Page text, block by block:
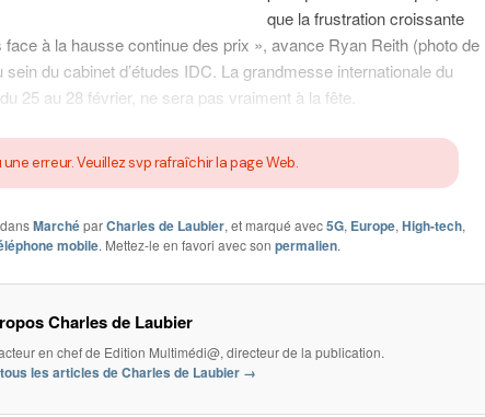
que la frustration croissante
à la hausse continue des prix », avance Ryan Reith (photo de
du cabinet d’études IDC. La grandmesse internationale du
25 au 28 février, ne sera pas vraiment à la fête.
une erreur. Veuillez svp rafraîchir la page Web.
MarchéparCharles de Laubier, et marqué avec5G, Europe, High-tech,
mobile. Mettez-le en favori avec son permalien.
Charles de Laubier
en chef de Edition Multimédi@, directeur de la publication.
les articles de Charles de Laubier →